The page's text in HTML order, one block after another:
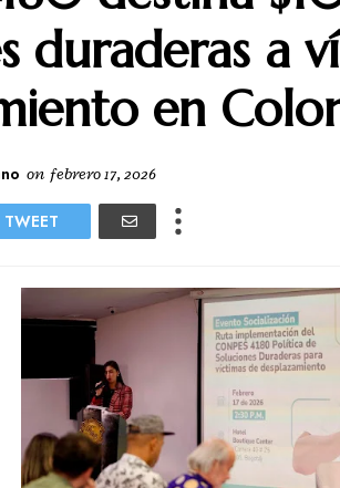
duraderas a
en
on febrero 17, 2026
TWEET